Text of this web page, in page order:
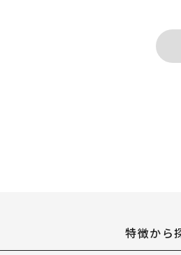
特徴から